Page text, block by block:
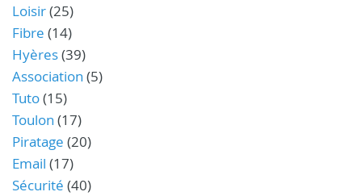
Loisir(25)
Fibre (14)
Hyères(39)
Association (5)
Tuto(15)
Toulon (17)
Piratage (20)
Email (17)
Sécurité (40)